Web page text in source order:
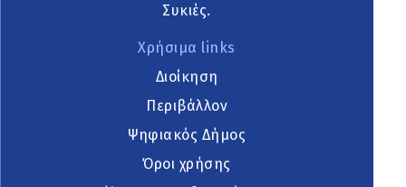
Συκιές.
Χρήσιμα links
Διοίκηση
Περιβάλλον
Ψηφιακός Δήμος
Όροι χρήσης